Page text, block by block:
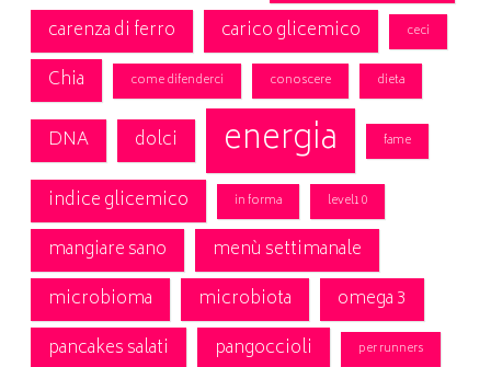
carenza di ferro carico glicemico ceci
Chia come difenderci conoscere dieta
DNA dolci energia fame
indice glicemico in forma level10
mangiare sano
menù settimanale
microbioma
microbiota
omega 3
pancakes salati
pangoccioli per runners